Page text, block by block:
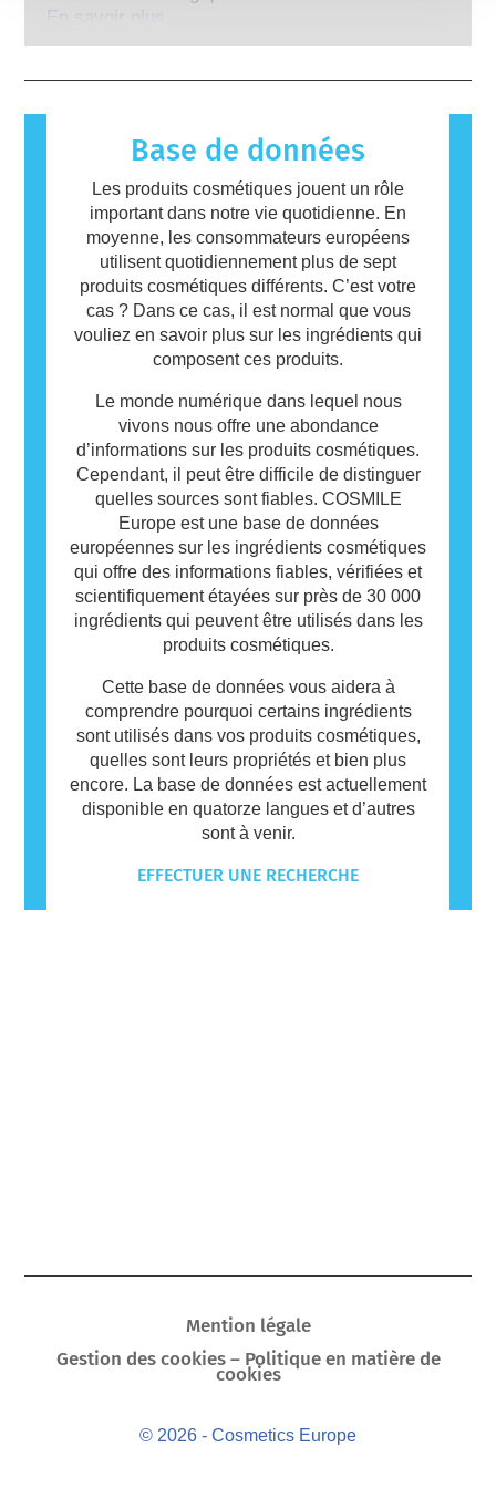
sont légalement tenues de réaliser, couvrent
allergique se produit lorsque le système
Les produits cosmétiques peuvent contenir
des ingrédients qui peuvent être des
allergènes pour certaines personnes. Cela ne
signifie pas que le produit n’est pas sûr pour
les autres.
En savoir plus
Base de données
Les produits cosmétiques jouent un rôle
important dans notre vie quotidienne. En
moyenne, les consommateurs européens
utilisent quotidiennement plus de sept
produits cosmétiques différents. C’est votre
cas ? Dans ce cas, il est normal que vous
vouliez en savoir plus sur les ingrédients qui
composent ces produits.
Le monde numérique dans lequel nous
vivons nous offre une abondance
d’informations sur les produits cosmétiques.
Cependant, il peut être difficile de distinguer
quelles sources sont fiables. COSMILE
Europe est une base de données
européennes sur les ingrédients cosmétiques
qui offre des informations fiables, vérifiées et
scientifiquement étayées sur près de 30 000
ingrédients qui peuvent être utilisés dans les
produits cosmétiques.
Cette base de données vous aidera à
comprendre pourquoi certains ingrédients
sont utilisés dans vos produits cosmétiques,
quelles sont leurs propriétés et bien plus
encore. La base de données est actuellement
disponible en quatorze langues et d’autres
sont à venir.
EFFECTUER UNE RECHERCHE
Mention légale
Gestion des cookies – Politique en matière de
cookies
© 2026 - Cosmetics Europe